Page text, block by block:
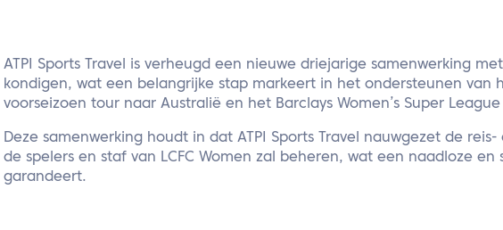
ATPI Sports Travel is verheugd een nieuwe driejarige samenwerking
kondigen, wat een belangrijke stap markeert in het ondersteunen van
voorseizoen tour naar Australië en het Barclays Women’s Super League
Deze samenwerking houdt in dat ATPI Sports Travel nauwgezet de
de spelers en staf van LCFC Women zal beheren, wat een naadloze en
garandeert.